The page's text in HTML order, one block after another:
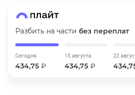
Разбить на части без переплат
Сегодня
434,75 ₽
15 августа
434,75 ₽
22
об оплате Плайтом
Остались